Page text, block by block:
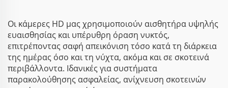
Οι κάμερες HD μας χρησιμοποιούν αισθητήρα υψηλής
ευαισθησίας και υπέρυθρη όραση νυκτός,
επιτρέποντας σαφή απεικόνιση τόσο κατά τη διάρκεια
της ημέρας όσο και τη νύχτα, ακόμα και σε σκοτεινά
περιβάλλοντα. Ιδανικές για συστήματα
παρακολούθησης ασφαλείας, ανίχνευση σκοτεινών